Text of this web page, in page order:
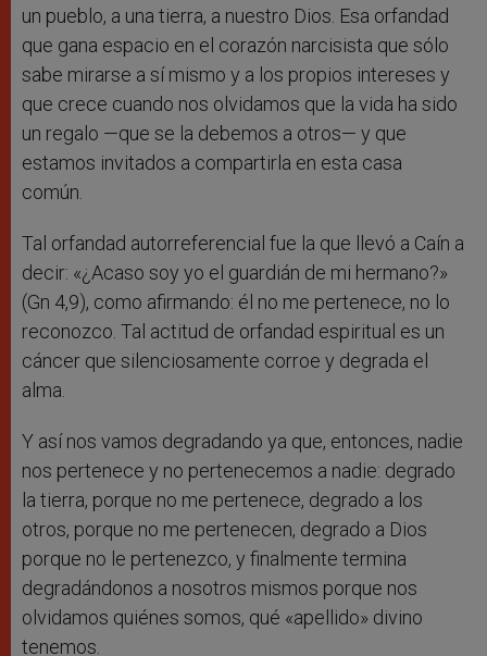
un pueblo, a una tierra, a nuestro Dios. Esa orfandad
que gana espacio en el corazón narcisista que sólo
sabe mirarse a sí mismo y a los propios intereses y
que crece cuando nos olvidamos que la vida ha sido
un regalo —que se la debemos a otros— y que
estamos invitados a compartirla en esta casa
común.
Tal orfandad autorreferencial fue la que llevó a Caín a
decir: «¿Acaso soy yo el guardián de mi hermano?»
(Gn 4,9), como afirmando: él no me pertenece, no lo
reconozco. Tal actitud de orfandad espiritual es un
cáncer que silenciosamente corroe y degrada el
alma.
Y así nos vamos degradando ya que, entonces, nadie
nos pertenece y no pertenecemos a nadie: degrado
la tierra, porque no me pertenece, degrado a los
otros, porque no me pertenecen, degrado a Dios
porque no le pertenezco, y finalmente termina
degradándonos a nosotros mismos porque nos
olvidamos quiénes somos, qué «apellido» divino
tenemos.